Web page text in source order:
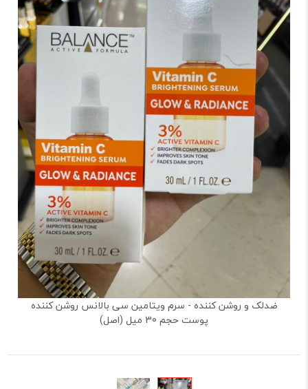
ضدلک و روشن کننده - سرم ویتامین سی بالانس روشن کننده
پوست حجم 30 میل (اصل)